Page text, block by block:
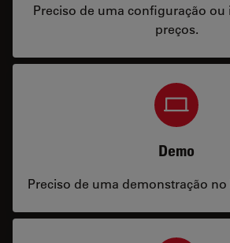
Preciso de uma configuração ou
preços.
Demo
Preciso de uma demonstração